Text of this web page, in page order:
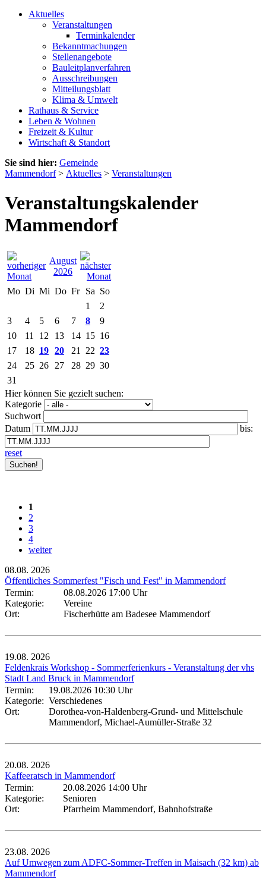
Aktuelles
Veranstaltungen
Terminkalender
Bekanntmachungen
Stellenangebote
Bauleitplanverfahren
Ausschreibungen
Mitteilungsblatt
Klima & Umwelt
Rathaus & Service
Leben & Wohnen
Freizeit & Kultur
Wirtschaft & Standort
Sie sind hier: Gemeinde
Mammendorf> Aktuelles > Veranstaltungen
Veranstaltungskalender
Mammendorf
August
2026
Mo Di Mi Do Fr Sa So
1
2
3
4 5 6 7 8
9
10
11 12 13 14 15 16
17
18 19 20 21 22 23
24
25 26 27 28 29 30
31
Hier können Sie gezielt suchen:
Kategorie
Suchwort
Datum
bis:
reset
1
2
3
4
weiter
08.08. 2026
Öffentliches Sommerfest "Fisch und Fest" in Mammendorf
Termin:
08.08.2026 17:00 Uhr
Kategorie:
Vereine
Ort:
Fischerhütte am Badesee Mammendorf
19.08. 2026
Feldenkrais Workshop - Sommerferienkurs - Veranstaltung der vhs
Stadt Land Bruck in Mammendorf
Termin:
19.08.2026 10:30 Uhr
Kategorie: Verschiedenes
Ort:
Dorothea-von-Haldenberg-Grund- und Mittelschule
Mammendorf, Michael-Aumüller-Straße 32
20.08. 2026
Kaffeeratsch in Mammendorf
Termin:
20.08.2026 14:00 Uhr
Kategorie:
Senioren
Ort:
Pfarrheim Mammendorf, Bahnhofstraße
23.08. 2026
Auf Umwegen zum ADFC-Sommer-Treffen in Maisach (32 km) ab
Mammendorf